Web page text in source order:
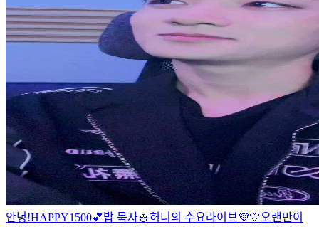
안녕!HAPPY1500💕밥 묵자🍚허니의 수요라이브💜🤍 오랜만이